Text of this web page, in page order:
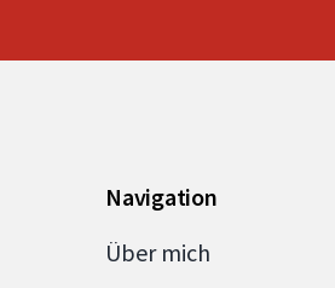
Navigation
Über mich